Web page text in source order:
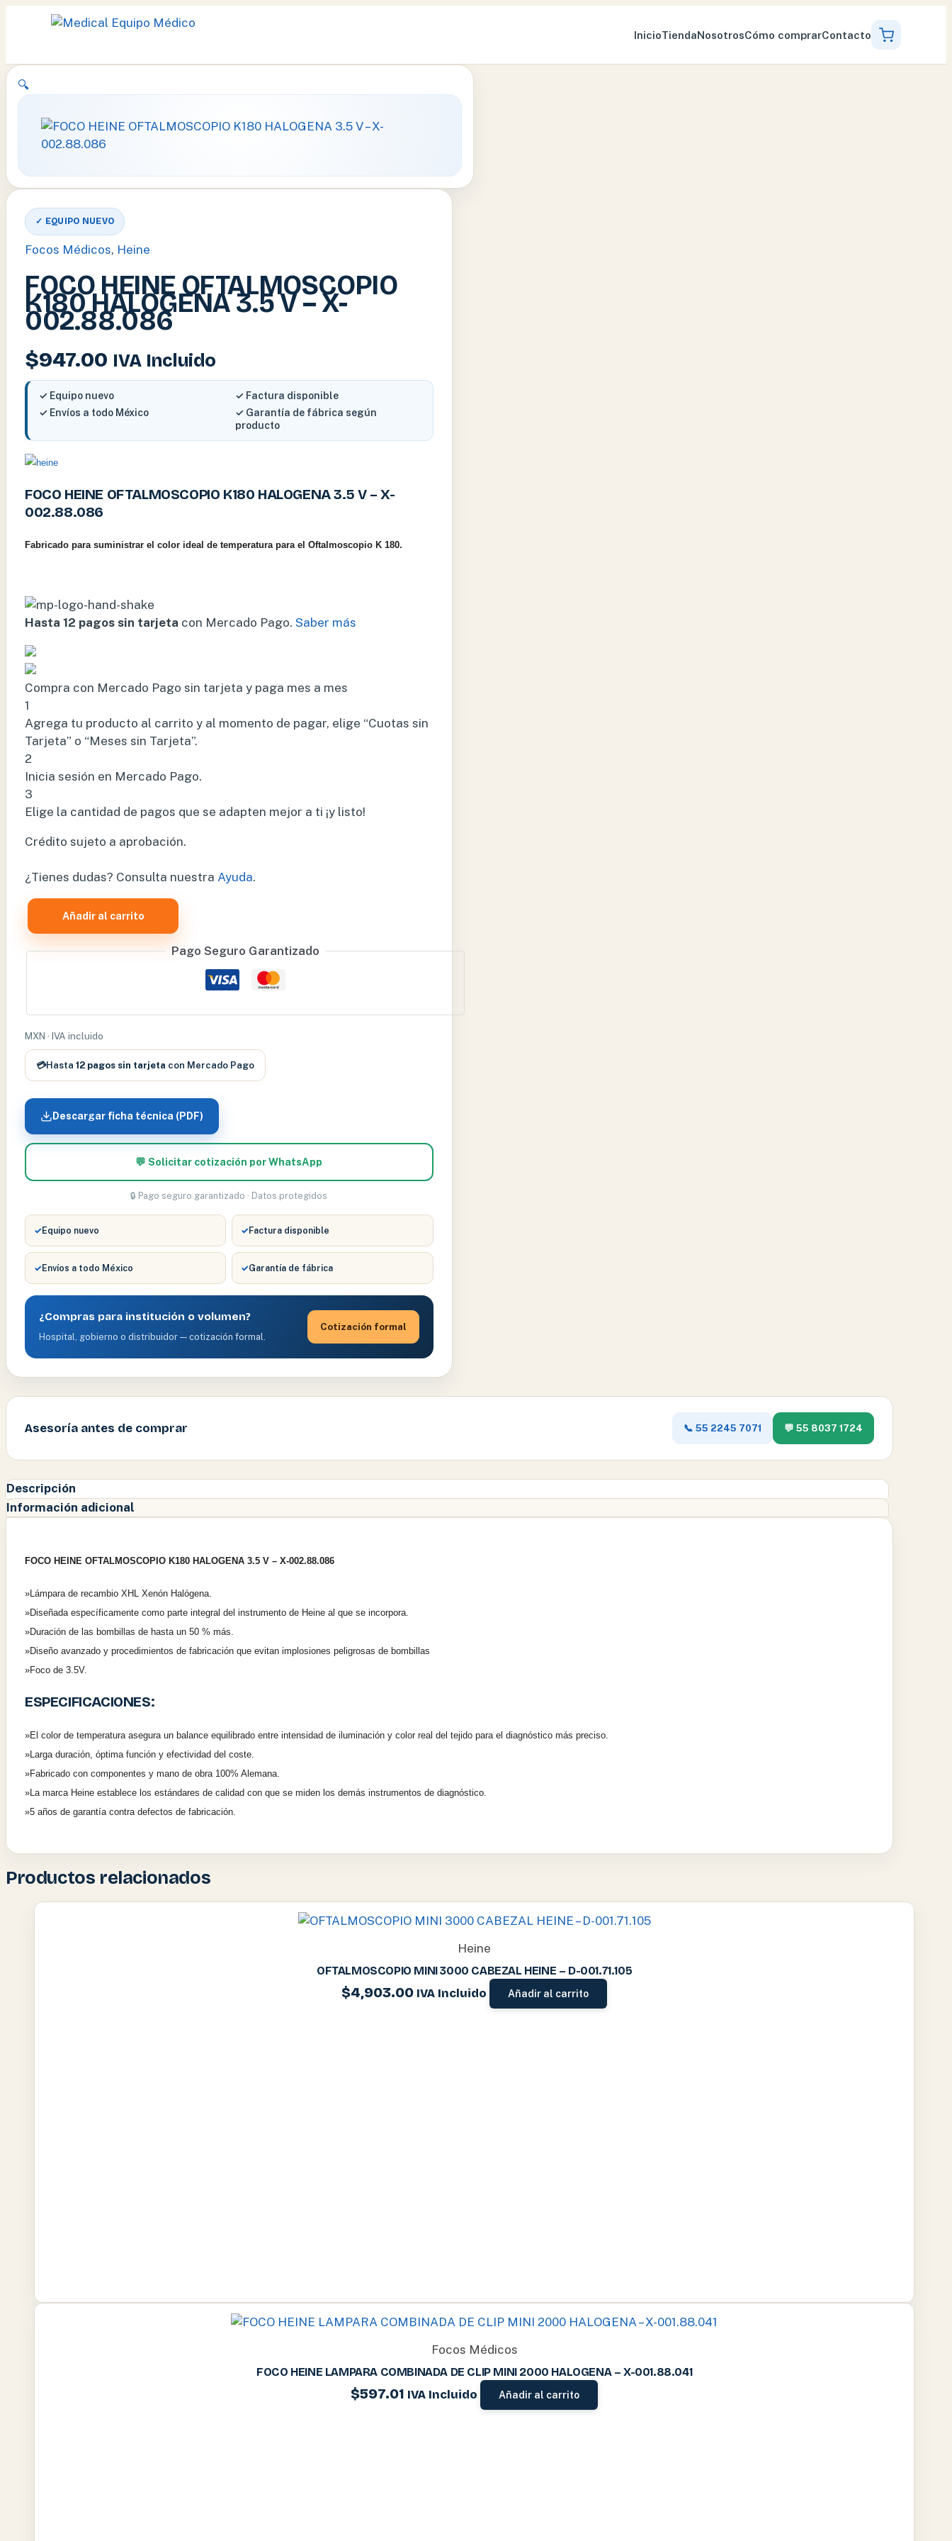
InicioTiendaNosotrosCómo comprarContacto
Ir
🔍
✓ EQUIPO NUEVO
Focos Médicos, Heine
FOCO HEINE OFTALMOSCOPIO
K180 HALOGENA 3.5 V – X-
002.88.086
$947.00 IVA Incluido
✓ Equipo nuevo
✓ Factura disponible
✓ Envíos a todo México
✓ Garantía de fábrica según
producto
FOCO HEINE OFTALMOSCOPIO K180 HALOGENA 3.5 V – X-
002.88.086
Fabricado para suministrar el color ideal de temperatura para el Oftalmoscopio K 180.
Hasta 12 pagos sin tarjeta con Mercado Pago. Saber más
Compra con Mercado Pago sin tarjeta y paga mes a mes
1
Agrega tu producto al carrito y al momento de pagar, elige “Cuotas sin
Tarjeta” o “Meses sin Tarjeta”.
2
Inicia sesión en Mercado Pago.
3
Elige la cantidad de pagos que se adapten mejor a ti ¡y listo!
Crédito sujeto a aprobación.
¿Tienes dudas? Consulta nuestra Ayuda.
FOCO
3.5
V
–
cantidad
Añadir al carrito
Pago Seguro Garantizado
MXN · IVA incluido
💳Hasta 12 pagos sin tarjeta con Mercado Pago
Descargar ficha técnica (PDF)
💬 Solicitar cotización por WhatsApp
🔒 Pago seguro garantizado · Datos protegidos
✓Equipo nuevo ✓Factura disponible
✓Envíos a todo México ✓Garantía de fábrica
¿Compras para institución o volumen?
Hospital, gobierno o distribuidor — cotización formal.
Cotización formal
Asesoría antes de comprar 📞 55 2245 7071 💬 55 8037 1724
Descripción
Información adicional
FOCO HEINE OFTALMOSCOPIO K180 HALOGENA 3.5 V – X-002.88.086
»Lámpara de recambio XHL Xenón Halógena.
»Diseñada específicamente como parte integral del instrumento de Heine al que se incorpora.
»Duración de las bombillas de hasta un 50 % más.
»Diseño avanzado y procedimientos de fabricación que evitan implosiones peligrosas de bombillas
»Foco de 3.5V.
ESPECIFICACIONES:
»El color de temperatura asegura un balance equilibrado entre intensidad de iluminación y color real del tejido para el diagnóstico más preciso.
»Larga duración, óptima función y efectividad del coste.
»Fabricado con componentes y mano de obra 100% Alemana.
»La marca Heine establece los estándares de calidad con que se miden los demás instrumentos de diagnóstico.
»5 años de garantía contra defectos de fabricación.
Productos relacionados
Heine
OFTALMOSCOPIO MINI 3000 CABEZAL HEINE – D-001.71.105
$4,903.00 IVA Incluido Añadir al carrito
Focos Médicos
FOCO HEINE LAMPARA COMBINADA DE CLIP MINI 2000 HALOGENA – X-001.88.041
$597.01 IVA Incluido Añadir al carrito